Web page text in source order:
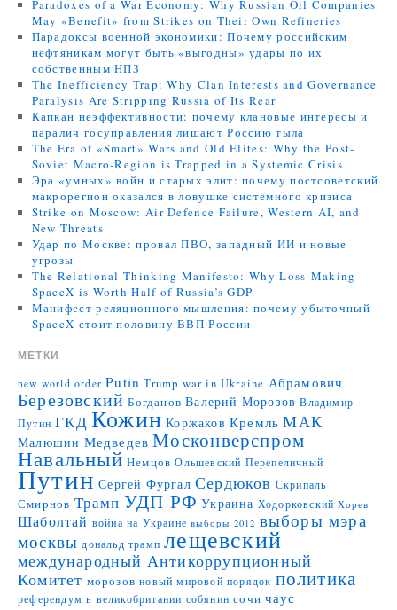
Paradoxes of a War Economy: Why Russian Oil Companies
May «Benefit» from Strikes on Their Own Refineries
Парадоксы военной экономики: Почему российским
нефтяникам могут быть «выгодны» удары по их
собственным НПЗ
The Inefficiency Trap: Why Clan Interests and Governance
Paralysis Are Stripping Russia of Its Rear
Капкан неэффективности: почему клановые интересы и
паралич госуправления лишают Россию тыла
The Era of «Smart» Wars and Old Elites: Why the Post-
Soviet Macro-Region is Trapped in a Systemic Crisis
Эра «умных» войн и старых элит: почему постсоветский
макрорегион оказался в ловушке системного кризиса
Strike on Moscow: Air Defence Failure, Western AI, and
New Threats
Удар по Москве: провал ПВО, западный ИИ и новые
угрозы
The Relational Thinking Manifesto: Why Loss-Making
SpaceX is Worth Half of Russia’s GDP
Манифест реляционного мышления: почему убыточный
SpaceX стоит половину ВВП России
МЕТКИ
new world order Putin Trump war in Ukraine Абрамович
Березовский Богданов Валерий Морозов Владимир
Путин ГКД Кожин Коржаков Кремль МАК
Малюшин Медведев Москонверспром
Навальный Немцов Ольшевский Перепеличный
Путин Сергей Фургал Сердюков Скрипаль
Смирнов Трамп УДП РФ Украина Ходорковский Хорев
Шаболтай война на Украине выборы 2012 выборы мэра
москвы дональд трамп лещевский
международный Антикоррупционный
Комитет морозов новый мировой порядок политика
референдум в великобритании собянин сочи чаус